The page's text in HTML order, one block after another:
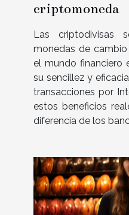
criptomoneda
Las criptodivisas
monedas de
el mundo financiero
su sencillez y
transacciones por
estos beneficios
diferencia de los